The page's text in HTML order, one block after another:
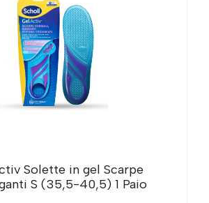
Solette in gel Scarpe
S (35,5-40,5) 1 Paio